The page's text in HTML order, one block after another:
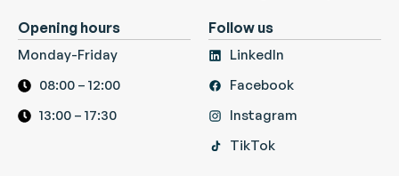
Opening hours
Monday-Friday
08:00 – 12:00
13:00 – 17:30
Follow us
LinkedIn
Facebook
Instagram
TikTok